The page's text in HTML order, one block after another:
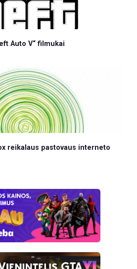
Auto V“ filmukai
reikalaus pastovaus interneto